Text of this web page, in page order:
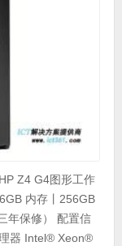
Z4 G4图形工作
内存丨256GB
年保修） 配置信
器 Intel® Xeon®